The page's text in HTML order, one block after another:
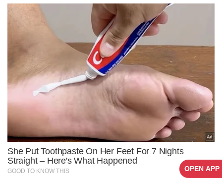
OPEN APP